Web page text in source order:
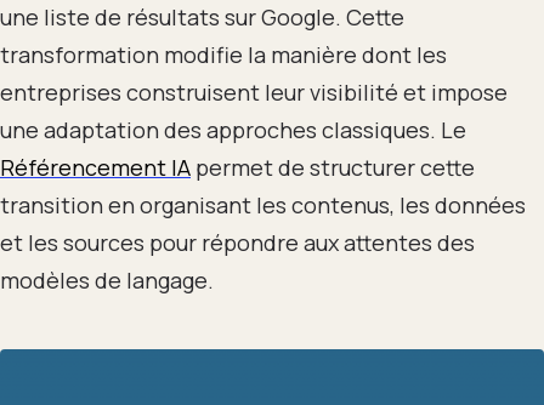
une liste de résultats sur Google. Cette
transformation modifie la manière dont les
entreprises construisent leur visibilité et impose
une adaptation des approches classiques. Le
Référencement IA permet de structurer cette
transition en organisant les contenus, les données
et les sources pour répondre aux attentes des
modèles de langage.